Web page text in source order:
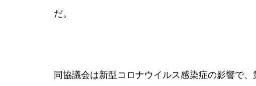
だ。
同協議会は新型コロナウイルス感染症の影響で